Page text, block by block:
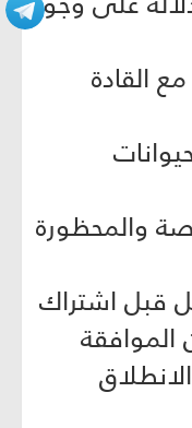
القادة
والمحظورة
قبل اشتراك
الموافقة